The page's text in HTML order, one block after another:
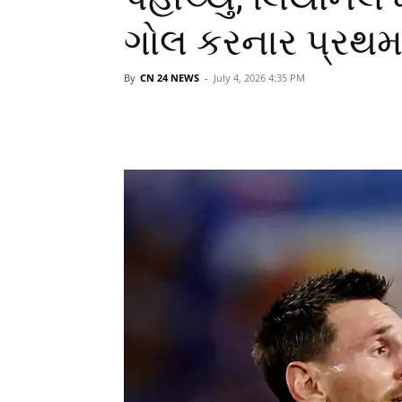
ગોલ કરનાર
By CN 24 NEWS - July 4, 2026 4:35 PM